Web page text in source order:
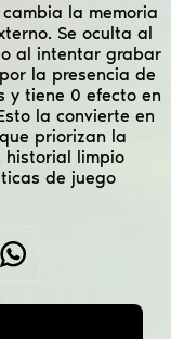
la memoria
Se oculta al
al intentar grabar
la presencia de
y tiene 0 efecto en
la convierte en
priorizan la
historial limpio
de juego